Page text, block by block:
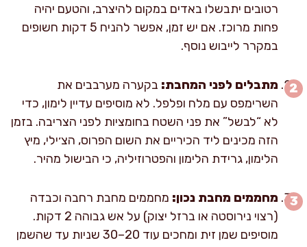
רטובים יתבשלו באדים במקום להיצרב, והטעם יהיה
פחות מרוכז. אם יש זמן, אפשר להניח 5 דקות חשופים
במקרר לייבוש נוסף.
מתבלים לפני המחבת: בקערה מערבבים את
השרימפס עם מלח ופלפל. לא מוסיפים עדיין לימון, כדי
לא “לבשל” את פני השטח בחומציות לפני הצריבה. בזמן
הזה מכינים ליד הכיריים את השום הפרוס, הצ׳ילי, מיץ
הלימון, גרידת הלימון והפטרוזיליה, כי הבישול מהיר.
מחממים מחבת נכון: מחממים מחבת רחבה וכבדה
(רצוי נירוסטה או ברזל יצוק) על אש גבוהה 2 דקות.
מוסיפים שמן זית ומחכים עוד 20–30 שניות עד שהשמן